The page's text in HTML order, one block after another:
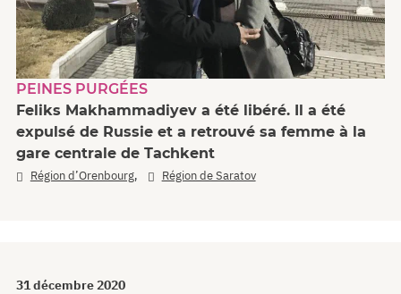
PEINES PURGÉES
Feliks Makhammadiyev a été libéré. Il a été
expulsé de Russie et a retrouvé sa femme à la
gare centrale de Tachkent
Région d’Orenbourg, Région de Saratov
31 décembre 2020